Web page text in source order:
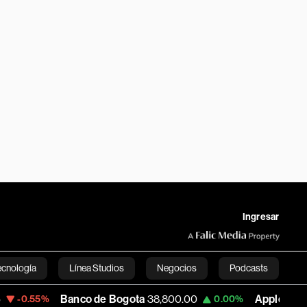
Ingresar
Línea Studios Negocios Podcasts
English
de Bogota 38,800.00 0.00% Apple 309.25 +1.97%